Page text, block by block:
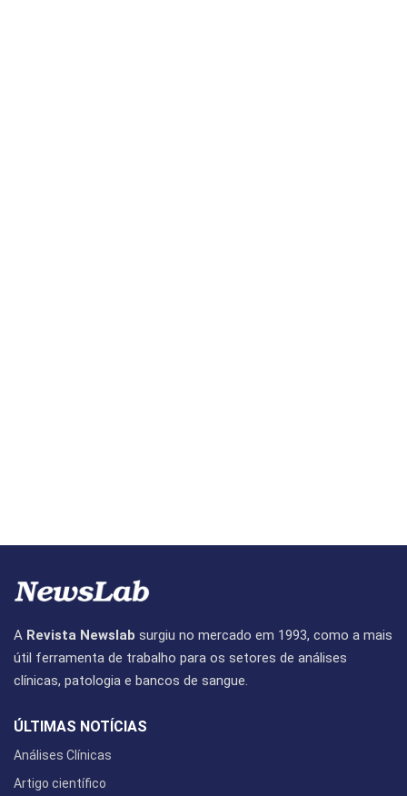
A Revista Newslab surgiu no mercado em 1993, como a mais
útil ferramenta de trabalho para os setores de análises
clínicas, patologia e bancos de sangue.
ÚLTIMAS NOTÍCIAS
Análises Clínicas
Artigo científico